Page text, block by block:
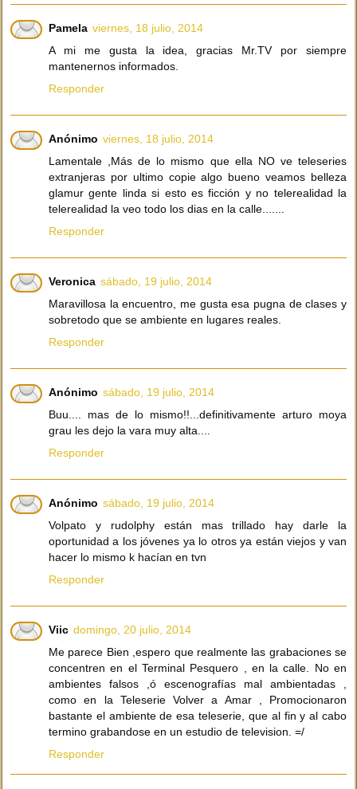
Pamela viernes, 18 julio, 2014
A mi me gusta la idea, gracias Mr.TV por siempre
mantenernos informados.
Responder
Anónimo viernes, 18 julio, 2014
Lamentale ,Más de lo mismo que ella NO ve teleseries
extranjeras por ultimo copie algo bueno veamos belleza
glamur gente linda si esto es ficción y no telerealidad la
telerealidad la veo todo los dias en la calle.......
Responder
Veronica sábado, 19 julio, 2014
Maravillosa la encuentro, me gusta esa pugna de clases y
sobretodo que se ambiente en lugares reales.
Responder
Anónimo sábado, 19 julio, 2014
Buu.... mas de lo mismo!!...definitivamente arturo moya
grau les dejo la vara muy alta....
Responder
Anónimo sábado, 19 julio, 2014
Volpato y rudolphy están mas trillado hay darle la
oportunidad a los jóvenes ya lo otros ya están viejos y van
hacer lo mismo k hacían en tvn
Responder
Viic domingo, 20 julio, 2014
Me parece Bien ,espero que realmente las grabaciones se
concentren en el Terminal Pesquero , en la calle. No en
ambientes falsos ,ó escenografías mal ambientadas ,
como en la Teleserie Volver a Amar , Promocionaron
bastante el ambiente de esa teleserie, que al fin y al cabo
termino grabandose en un estudio de television. =/
Responder